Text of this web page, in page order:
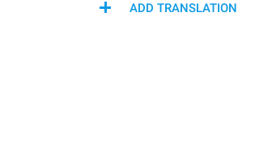
ADD TRANSLATION